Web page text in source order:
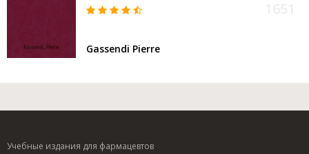
Gassendi Pierre
Учебные издания для фармацевтов